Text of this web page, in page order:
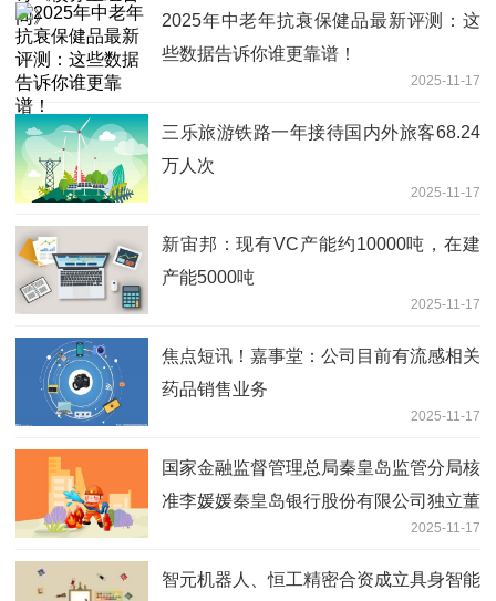
2025年中老年抗衰保健品最新评测：这
些数据告诉你谁更靠谱！
2025-11-17
三乐旅游铁路一年接待国内外旅客68.24
万人次
2025-11-17
新宙邦：现有VC产能约10000吨，在建
产能5000吨
2025-11-17
焦点短讯！嘉事堂：公司目前有流感相关
药品销售业务
2025-11-17
国家金融监督管理总局秦皇岛监管分局核
准李媛媛秦皇岛银行股份有限公司独立董
2025-11-17
智元机器人、恒工精密合资成立具身智能